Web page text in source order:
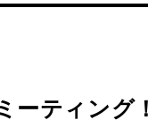
ーティング！